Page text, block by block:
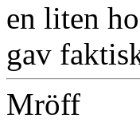
en liten
gav
Mröff